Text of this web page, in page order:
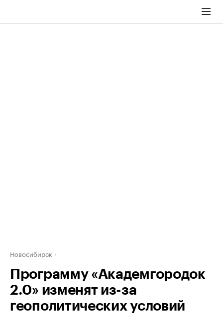
Новосибирск
Программу «Академгородок
2.0» изменят из-за
геополитических условий